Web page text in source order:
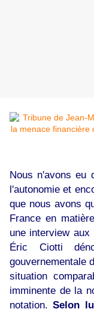
Nous n'avons eu
l'autonomie et
que nous avons
France en
une interview
Éric Ciotti
gouvernementale
situation
imminente de la
notation.Selon